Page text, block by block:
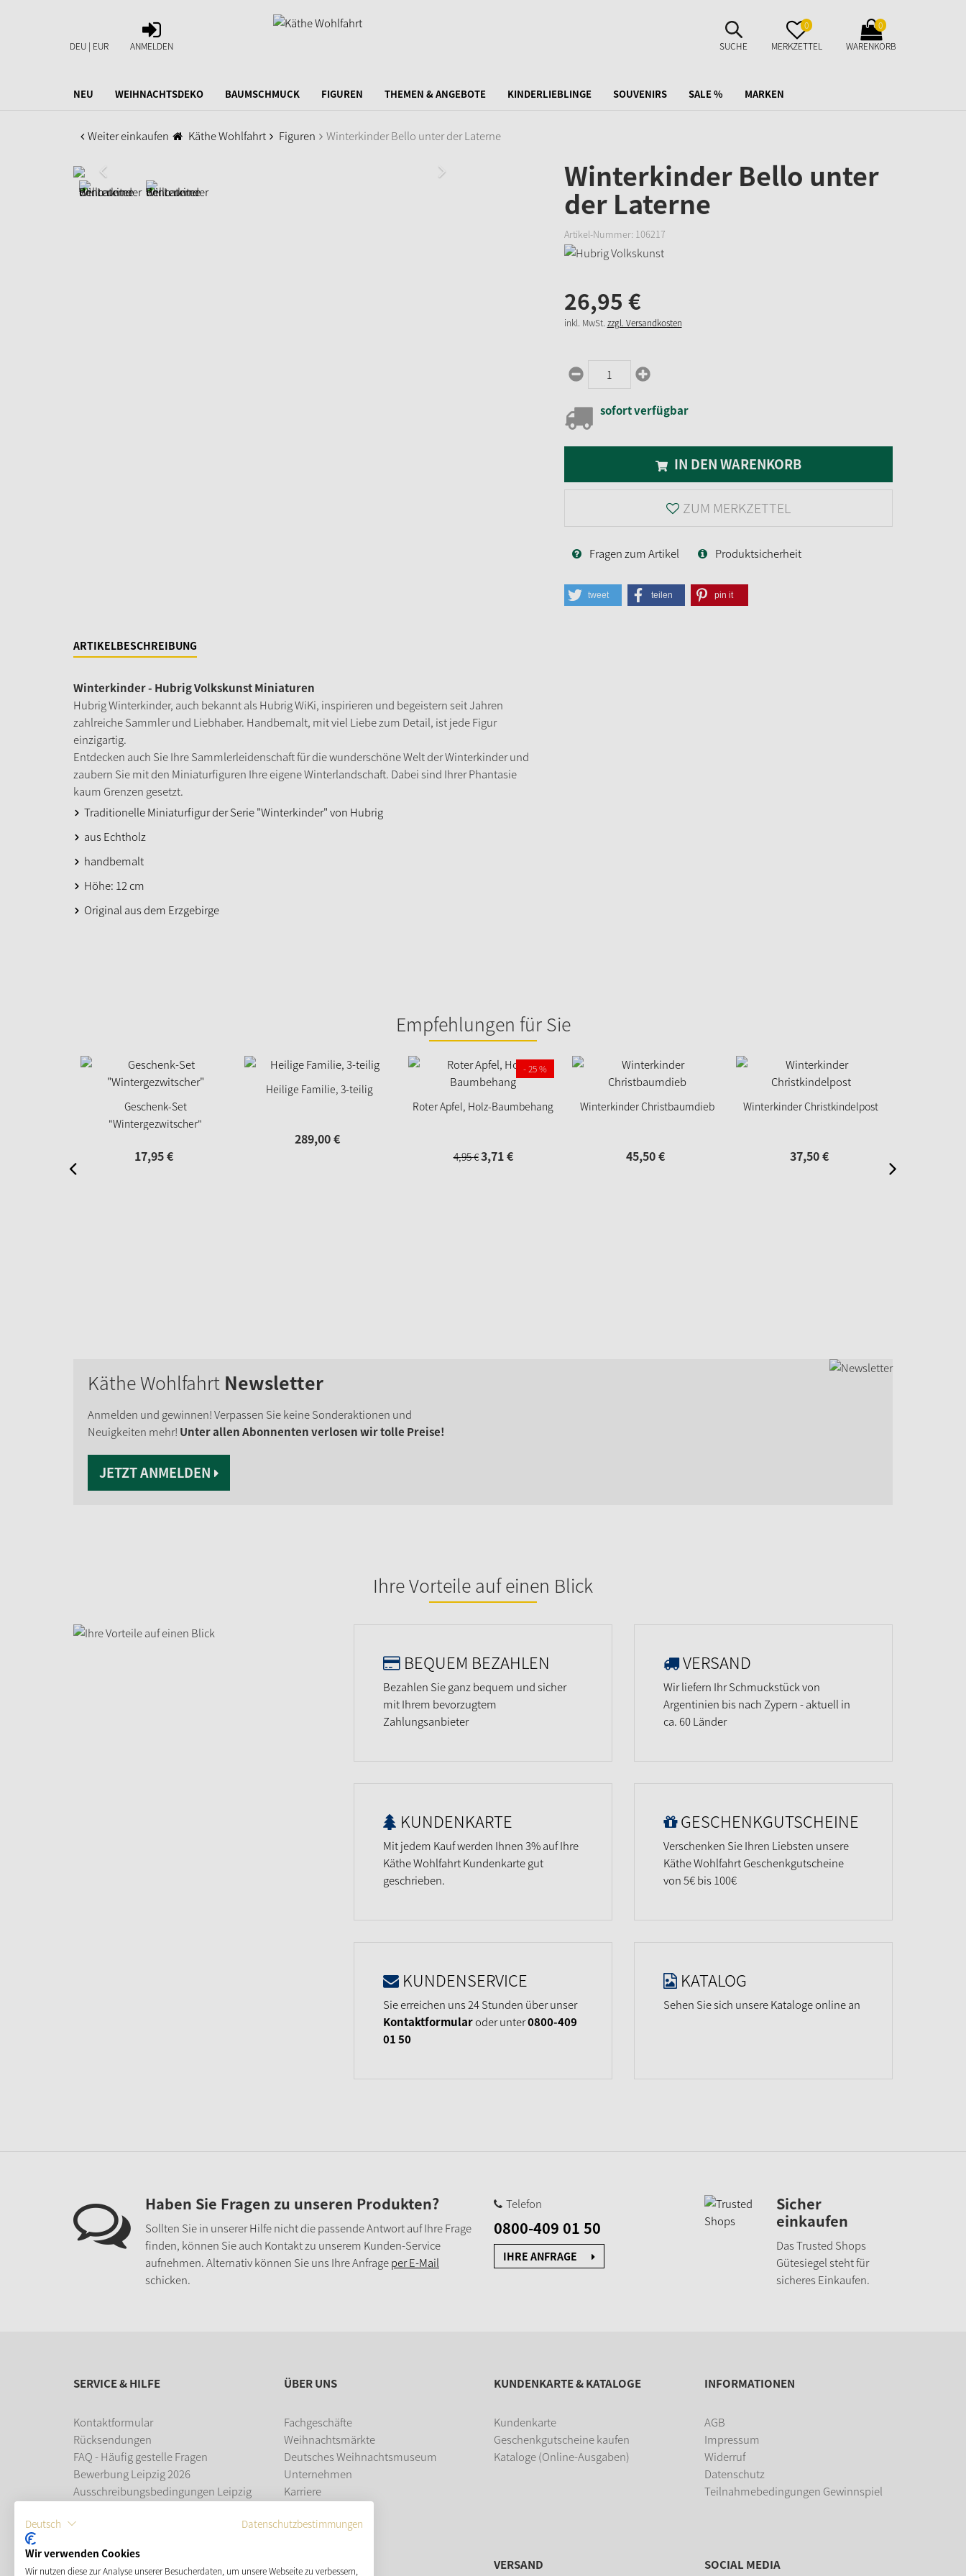
DEU | EUR
ANMELDEN
ANMELDEN
SUCHE
AUFKLAPPEN
SUCHE
MERKZETTEL
AUFKLAPPEN
0
MERKZETTEL
WARENKORB
AUFKLAPPEN
0
WARENKORB
NEU WEIHNACHTSDEKO BAUMSCHMUCK FIGUREN THEMEN & ANGEBOTE KINDERLIEBLINGE SOUVENIRS SALE % MARKEN
Weiter einkaufen Käthe Wohlfahrt Figuren Winterkinder Bello unter der Laterne
Winterkinder Bello unter
der Laterne
Artikel-Nummer: 106217
26,95 €
inkl. MwSt. zzgl. Versandkosten
sofort verfügbar
IN DEN WARENKORB
ZUM MERKZETTEL
Fragen zum Artikel Produktsicherheit
tweet teilen pin it
ARTIKELBESCHREIBUNG
Winterkinder - Hubrig Volkskunst Miniaturen
Hubrig Winterkinder, auch bekannt als Hubrig WiKi, inspirieren und begeistern seit Jahren
zahlreiche Sammler und Liebhaber. Handbemalt, mit viel Liebe zum Detail, ist jede Figur
einzigartig.
Entdecken auch Sie Ihre Sammlerleidenschaft für die wunderschöne Welt der Winterkinder und
zaubern Sie mit den Miniaturfiguren Ihre eigene Winterlandschaft. Dabei sind Ihrer Phantasie
kaum Grenzen gesetzt.
Traditionelle Miniaturfigur der Serie "Winterkinder" von Hubrig
aus Echtholz
handbemalt
Höhe: 12 cm
Original aus dem Erzgebirge
Empfehlungen für Sie
Geschenk-Set
"Wintergezwitscher"
17,95€
Heilige Familie, 3-teilig
289,00€
Roter Apfel, Holz-Baumbehang
4,95€3,71€
- 25 %
Winterkinder Christbaumdieb
45,50€
Winterkinder Christkindelpost
37,50€
Käthe Wohlfahrt Newsletter
Anmelden und gewinnen! Verpassen Sie keine Sonderaktionen und
Neuigkeiten mehr! Unter allen Abonnenten verlosen wir tolle Preise!
JETZT ANMELDEN
Ihre Vorteile auf einen Blick
BEQUEM BEZAHLEN
Bezahlen Sie ganz bequem und sicher
mit Ihrem bevorzugtem
Zahlungsanbieter
KUNDENKARTE
Mit jedem Kauf werden Ihnen 3% auf Ihre
Käthe Wohlfahrt Kundenkarte gut
geschrieben.
KUNDENSERVICE
Sie erreichen uns 24 Stunden über unser
Kontaktformularoder unter0800-409
01 50
VERSAND
Wir liefern Ihr Schmuckstück von
Argentinien bis nach Zypern - aktuell in
ca. 60 Länder
GESCHENKGUTSCHEINE
Verschenken Sie Ihren Liebsten unsere
Käthe Wohlfahrt Geschenkgutscheine
von 5€ bis 100€
KATALOG
Sehen Sie sich unsere Kataloge online an
Haben Sie Fragen zu unseren Produkten?
Sollten Sie in unserer Hilfe nicht die passende Antwort auf Ihre Frage
finden, können Sie auch Kontakt zu unserem Kunden-Service
aufnehmen. Alternativ können Sie uns Ihre Anfrageper E-Mail
schicken.
Telefon
0800-409 01 50
IHRE ANFRAGE
Sicher
einkaufen
Das Trusted Shops
Gütesiegel steht für
sicheres Einkaufen.
SERVICE & HILFE
Kontaktformular
Rücksendungen
FAQ - Häufig gestelle Fragen
Bewerbung Leipzig 2026
Ausschreibungsbedingungen Leipzig
Leipziger Weihnachtsmarkt
ÜBER UNS
Fachgeschäfte
Weihnachtsmärkte
Deutsches Weihnachtsmuseum
Unternehmen
Karriere
KUNDENKARTE & KATALOGE
Kundenkarte
Geschenkgutscheine kaufen
Kataloge (Online-Ausgaben)
INFORMATIONEN
AGB
Impressum
Widerruf
Datenschutz
Teilnahmebedingungen Gewinnspiel
ZAHLUNGSMÖGLICHKEITEN VERSAND SOCIAL MEDIA
Deutsch Datenschutzbestimmungen
Wir verwenden Cookies
Wir nutzen diese zur Analyse unserer Besucherdaten, um unsere Webseite zu verbessern,